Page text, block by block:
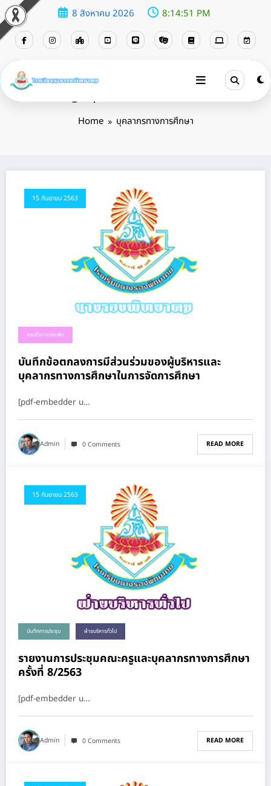
8 สิงหาคม 2026 8:14:52 PM
Home บุคลากรทางการศึกษา
15 กันยายน 2563
รอบรั้วนางรองพิท
บันทึกข้อตกลงการมีส่วนร่วมของผู้บริหารและ
บุคลากรทางการศึกษาในการจัดการศึกษา
[pdf-embedder u…
Admin 0 Comments READ MORE
15 กันยายน 2563
บันทึกการประชุม ฝ่ายบริหารทั่วไป
รายงานการประชุมคณะครูและบุคลากรทางการศึกษา
ครั้งที่ 8/2563
[pdf-embedder u…
Admin 0 Comments READ MORE